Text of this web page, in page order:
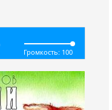
Громкость: 100